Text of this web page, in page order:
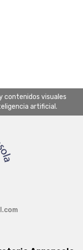
contenidos visuales
artificial.